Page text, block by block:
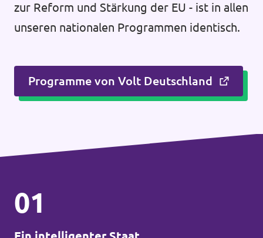
zur Reform und Stärkung der EU - ist in allen
unseren nationalen Programmen identisch.
Programme von Volt Deutschland
01